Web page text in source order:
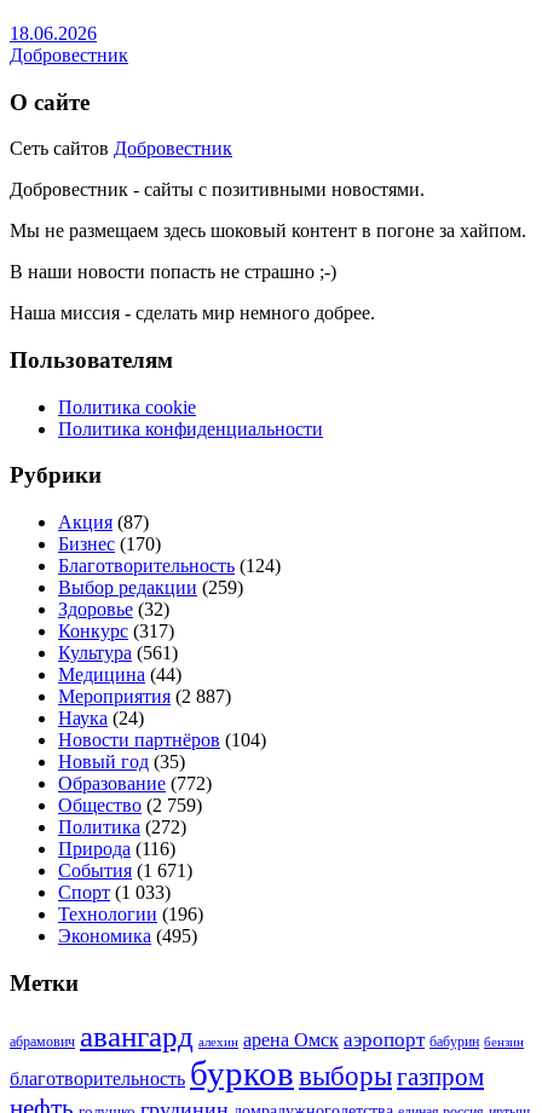
18.06.2026
Добровестник
О сайте
Сеть сайтов Добровестник
Добровестник - сайты с позитивными новостями.
Мы не размещаем здесь шоковый контент в погоне за хайпом.
В наши новости попасть не страшно ;-)
Наша миссия - сделать мир немного добрее.
Пользователям
Политика cookie
Политика конфиденциальности
Рубрики
Акция (87)
Бизнес (170)
Благотворительность (124)
Выбор редакции (259)
Здоровье (32)
Конкурс (317)
Культура (561)
Медицина (44)
Мероприятия (2 887)
Наука (24)
Новости партнёров (104)
Новый год (35)
Образование (772)
Общество (2 759)
Политика (272)
Природа (116)
События (1 671)
Спорт (1 033)
Технологии (196)
Экономика (495)
Метки
абрамович авангард алехин арена Омск аэропорт бабурин бензин
благотворительность бурков выборыгазпром